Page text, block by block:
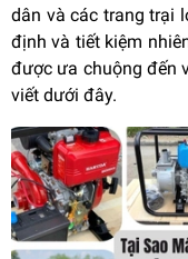
dân và các trang trại
định và tiết kiệm
được ưa chuộng đến
viết dưới đây.